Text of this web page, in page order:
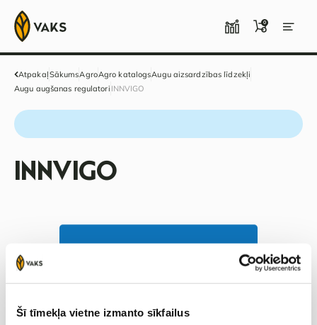
Šī tīmekļa vietne izmanto sīkfailus
0
AtpakaļSākumsAgroAgro katalogsAugu aizsardzības līdzekļi
Augu augšanas regulatori INNVIGO
INNVIGO